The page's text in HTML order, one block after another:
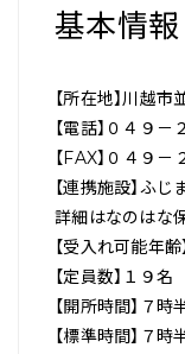
基本情報
【所在地】川越
【電話】０４９
【FAX】０４９
【連携施設】ふじ
詳細はなのはな
【受入れ可能年
【定員数】１９名
【開所時間】７時
【標準時間】７時